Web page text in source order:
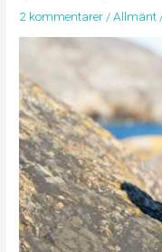
2 kommentarer /Allmänt